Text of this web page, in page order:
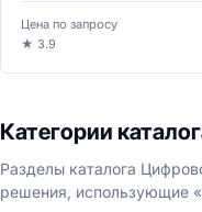
Цена по запросу
★ 3.9
Категории
Разделы каталога
решения, использующие